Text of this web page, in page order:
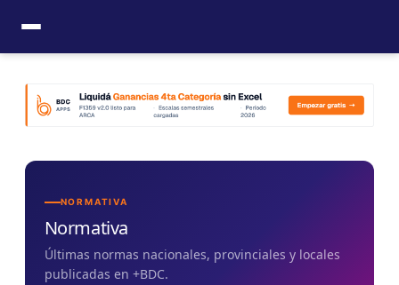
contenido
NORMATIVA
Normativa
Últimas normas nacionales, provinciales y locales
publicadas en +BDC.